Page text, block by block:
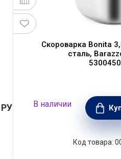
РУБ.
Скороварка Bonita
сталь,
В наличии
Код товара: